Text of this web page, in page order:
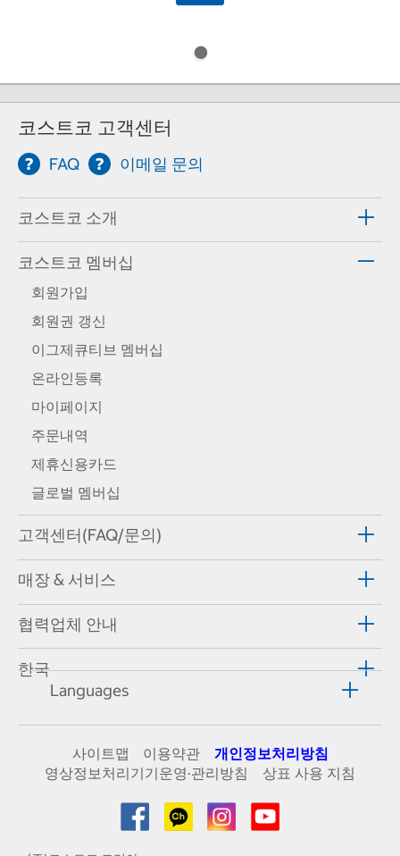
코스트코 고객센터
FAQ 이메일 문의
코스트코 소개
코스트코 멤버십
회원가입
회원권 갱신
이그제큐티브 멤버십
온라인등록
마이페이지
주문내역
제휴신용카드
글로벌 멤버십
고객센터(FAQ/문의)
매장 & 서비스
협력업체 안내
한국
Languages
사이트맵 이용약관
개인정보처리방침
영상정보처리기기운영·관리방침
상표 사용 지침